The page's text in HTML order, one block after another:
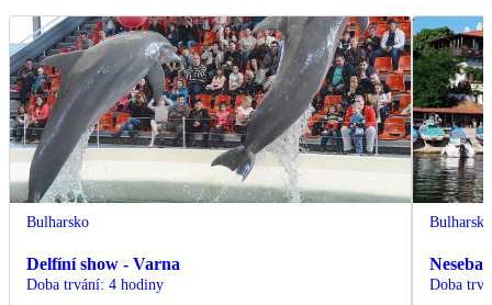
Bulharsko
Delfíní show - Varna
Doba trvání: 4 hodiny
Bulharsko
Doba